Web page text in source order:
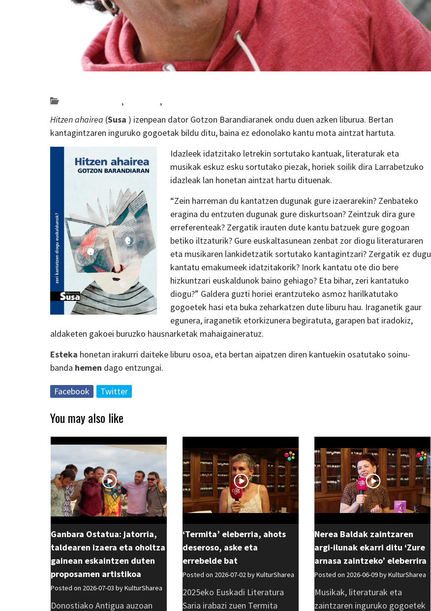
, ,
Hitzen ahairea (Susa ) izenpean dator Gotzon Barandiaranek ondu duen azken liburua. Bertan
kantagintzaren inguruko gogoetak bildu ditu, baina ez edonolako kantu mota aintzat hartuta.
Idazleek idatzitako letrekin sortutako kantuak, literaturak eta
musikak eskuz esku sortutako piezak, horiek soilik dira Larrabetzuko
idazleak lan honetan aintzat hartu dituenak.
“Zein harreman du kantatzen dugunak gure izaerarekin? Zenbateko
eragina du entzuten dugunak gure diskurtsoan? Zeintzuk dira gure
erreferenteak? Zergatik irauten dute kantu batzuek gure gogoan
betiko iltzaturik? Gure euskaltasunean zenbat zor diogu literaturaren
eta musikaren lankidetzatik sortutako kantagintzari? Zergatik ez dugu
kantatu emakumeek idatzitakorik? Inork kantatu ote dio bere
hizkuntzari euskaldunok baino gehiago? Eta bihar, zeri kantatuko
diogu?” Galdera guzti horiei erantzuteko asmoz harilkatutako
gogoetek hasi eta buka zeharkatzen dute liburu hau. Iraganetik gaur
egunera, iraganetik etorkizunera begiratuta, garapen bat iradokiz,
aldaketen gakoei buruzko hausnarketak mahaigaineratuz.
Esteka honetan irakurri daiteke liburu osoa, eta bertan aipatzen diren kantuekin osatutako soinu-
banda hemen dago entzungai.
Facebook Twitter
You may also like
Ganbara Ostatua: jatorria,
taldearen izaera eta oholtza
gainean eskaintzen duten
proposamen artistikoa
Posted on 2026-07-03 byKulturSharea
Donostiako Antigua auzoan
‘Termita’ eleberria, ahots
deseroso, aske eta
errebelde bat
Posted on 2026-07-02 byKulturSharea
2025eko Euskadi Literatura
Saria irabazi zuen Termita
Nerea Baldak zaintzaren
argi-ilunak ekarri ditu ‘Zure
arnasa zaintzeko’ eleberrira
Posted on 2026-06-09 byKulturSharea
Musikak, literaturak eta
zaintzaren inguruko gogoetek